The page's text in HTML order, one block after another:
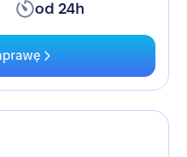
od 24h